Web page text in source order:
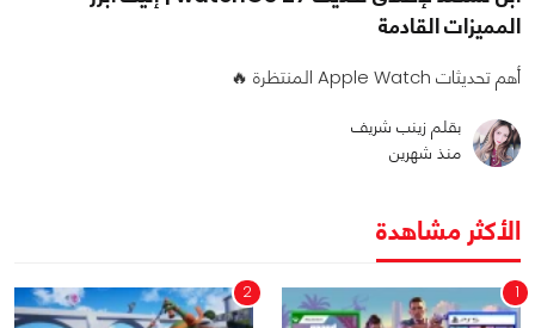
المميزات القادمة
أهم تحديثات Apple Watch المنتظرة 🔥
بقلم زينب شريف
منذ شهرين
الأكثر مشاهدة
1
2